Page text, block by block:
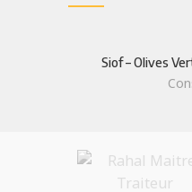
Siof – Olives
Spécialisé dans